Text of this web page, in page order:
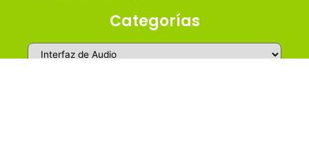
Categorías